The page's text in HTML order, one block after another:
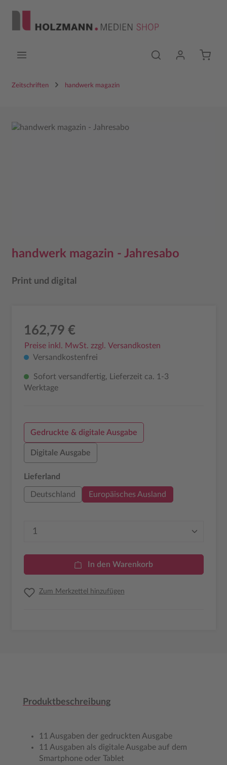
Zeitschriften handwerk magazin
Bildergalerie überspringen
handwerk magazin - Jahresabo
Print und digital
162,79 €
Preise inkl. MwSt. zzgl. Versandkosten
Versandkostenfrei
Sofort versandfertig, Lieferzeit ca. 1-3
Werktage
Gedruckte & digitale Ausgabe
Digitale Ausgabe
Lieferland
Deutschland Europäisches Ausland
Produkt Anzahl: Gib den gewünschten
In den Warenkorb
Zum Merkzettel hinzufügen
Produktbeschreibung
11 Ausgaben der gedruckten Ausgabe
11 Ausgaben als digitale Ausgabe auf dem
Smartphone oder Tablet